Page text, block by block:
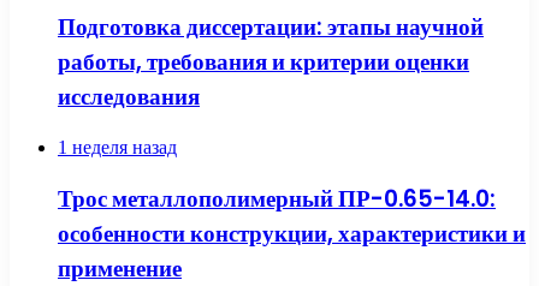
Подготовка диссертации: этапы научной
работы, требования и критерии оценки
исследования
1 неделя назад
Трос металлополимерный ПР-0.65-14.0:
особенности конструкции, характеристики и
применение